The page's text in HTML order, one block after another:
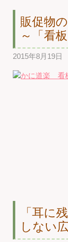
販促物
～「看
2015年8月19日
「耳に
しない